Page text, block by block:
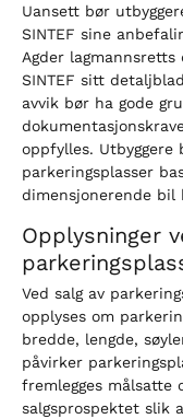
Uansett bør
SINTEF sine
Agder
SINTEF sitt
avvik bør ha gode
oppfylles. Utbyggere
parkeringsplasser
dimensjonerende bil
Opplysninger
Ved salg av
opplyses om
bredde, lengde,
påvirker
fremlegges målsatte
salgsprospektet slik